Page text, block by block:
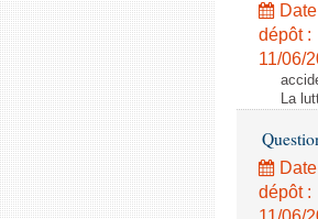
dépôt :
11/06/
La
dépôt :